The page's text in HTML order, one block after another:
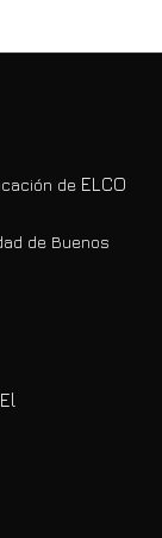
de ELCO
de Buenos